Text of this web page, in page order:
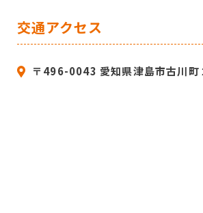
交通アクセス
〒496-0043 愛知県津島市古川町